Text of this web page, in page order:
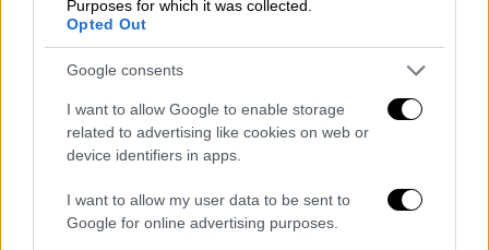
Purposes for which it was collected.
Opted Out
Google consents
I want to allow Google to enable storage
related to advertising like cookies on web or
device identifiers in apps.
I want to allow my user data to be sent to
Google for online advertising purposes.
Θέατρο|01.04.2023 12:43
Αλεξάνδρα Κολαΐτη και Κωνσταντίνος
Ρόδης στο ethnos.gr: «Ζητάμε από το
κράτος ν' αναγνωρίσει τον κόπο μας και
να μας υποστηρίξει»
Με αφορμή την sold out παράσταση «Ο
Θησαυρός της Βαγίας», η Αλεξάνδρα Κολαΐτη
και ο Κωνσταντίνος Ρόδης μιλούν στο